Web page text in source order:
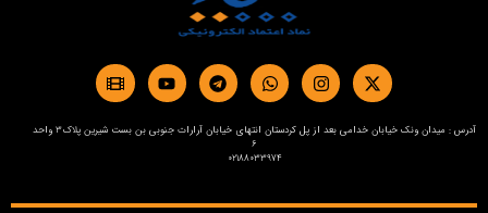
آدرس : میدان ونک خیابان خدامی بعد از پل کردستان انتهای خیابان آرارات جنوبی بن بست شیرین پلاک3 واحد
6
02188033974